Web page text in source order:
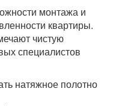
монтажа и
квартиры.
чистую
специалистов
натяжное полотно